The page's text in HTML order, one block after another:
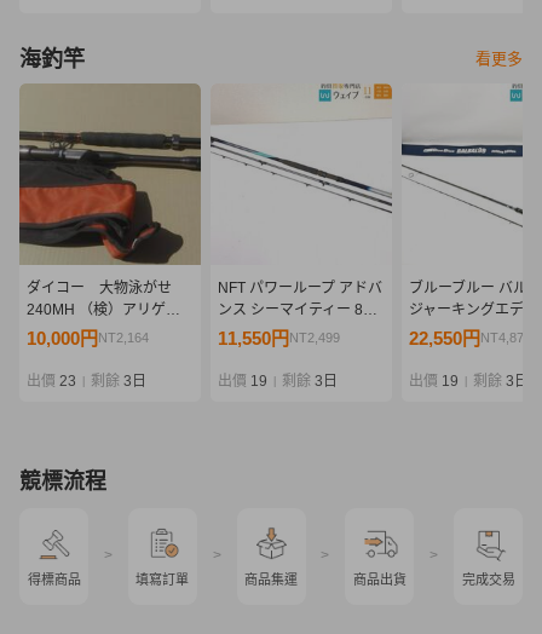
海釣竿 看更多
ダイコー 大物泳がせ
240MH （検）アリゲー
ター 剛樹 CAMEX キ
発 釣武者 ロッド コ
10,000円 NT2,164
出價 23 剩餘 3日
NFT パワーループ アドバ
ンス シーマイティー 80-
330
11,550円 NT2,499
出價 19 剩餘 3日
ブルーブルー バル
ジャーキングエディ
ン 美品
22,550円 NT4,879
出價 19 剩餘 3日
競標流程
得標商品
>
填寫訂單
>
商品集運
>
商品出貨
>
完成交易